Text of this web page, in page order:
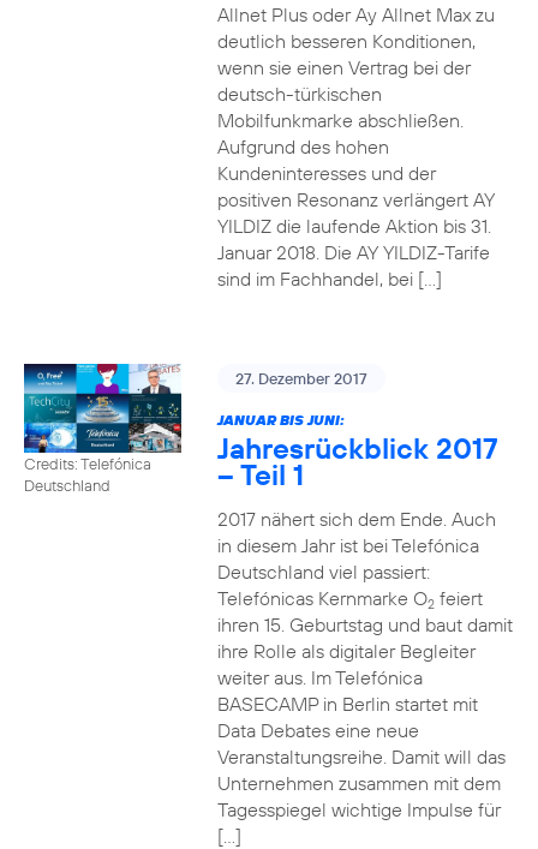
Allnet Plus oder Ay Allnet Max zu
deutlich besseren Konditionen,
wenn sie einen Vertrag bei der
deutsch-türkischen
Mobilfunkmarke abschließen.
Aufgrund des hohen
Kundeninteresses und der
positiven Resonanz verlängert AY
YILDIZ die laufende Aktion bis 31.
Januar 2018. Die AY YILDIZ-Tarife
sind im Fachhandel, bei […]
Credits: Telefónica
Deutschland
27. Dezember 2017
JANUAR BIS JUNI:
Jahresrückblick 2017
– Teil 1
2017 nähert sich dem Ende. Auch
in diesem Jahr ist bei Telefónica
Deutschland viel passiert:
Telefónicas Kernmarke O2feiert
ihren 15. Geburtstag und baut damit
ihre Rolle als digitaler Begleiter
weiter aus. Im Telefónica
BASECAMP in Berlin startet mit
Data Debates eine neue
Veranstaltungsreihe. Damit will das
Unternehmen zusammen mit dem
Tagesspiegel wichtige Impulse für
[…]